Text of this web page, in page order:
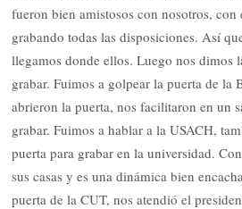
fueron bien amistosos con nosotros, con
grabando todas las disposiciones. Así
llegamos donde ellos. Luego nos dimos
grabar. Fuimos a golpear la puerta de la
abrieron la puerta, nos facilitaron en un
grabar. Fuimos a hablar a la USACH,
puerta para grabar en la universidad.
sus casas y es una dinámica bien
puerta de la CUT, nos atendió el